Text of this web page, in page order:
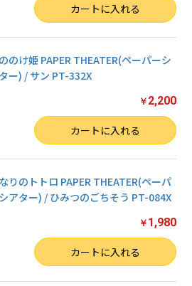
カートに入れる
のけ姫 PAPER THEATER(ペーパーシ
ー) / サン PT-332X
￥ 2,200
カートに入れる
りのトトロ PAPER THEATER(ペーパ
アター) / ひみつのごちそう PT-084X
￥ 1,980
カートに入れる